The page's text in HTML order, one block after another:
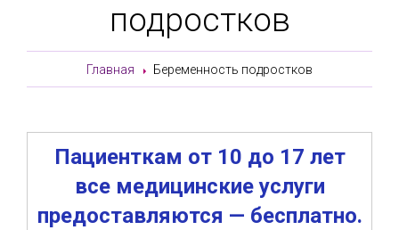
подростков
Главная Беременность подростков
Пациенткам от 10 до 17 лет
все медицинские услуги
предоставляются — бесплатно.